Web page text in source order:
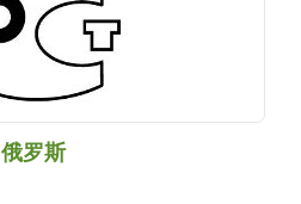
俄罗斯